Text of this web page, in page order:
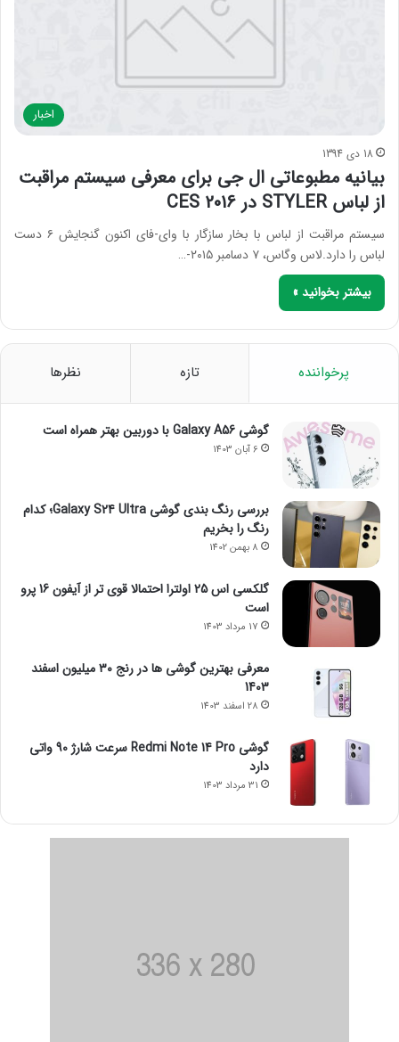
اخبار
18 دی 1394
بیانیه مطبوعاتی ال جی برای معرفی سیستم مراقبت
از لباس STYLER در CES 2016
سیستم مراقبت از لباس با بخار سازگار با وای-فای اکنون گنجایش ۶ دست
لباس را دارد.لاس وگاس، ۷ دسامبر ۲۰۱۵-…
بیشتر بخوانید »
پرخواننده تازه نظرها
گوشی Galaxy A56 با دوربین بهتر همراه است
6 آبان 1403
بررسی رنگ بندی گوشی Galaxy S24 Ultra؛ کدام
رنگ را بخریم
8 بهمن 1402
گلکسی اس 25 اولترا احتمالا قوی تر از آیفون 16 پرو
است
17 مرداد 1403
معرفی بهترین گوشی ها در رنج ۳۰ میلیون اسفند
1403
28 اسفند 1403
گوشی Redmi Note 14 Pro سرعت شارژ 90 واتی
دارد
31 مرداد 1403